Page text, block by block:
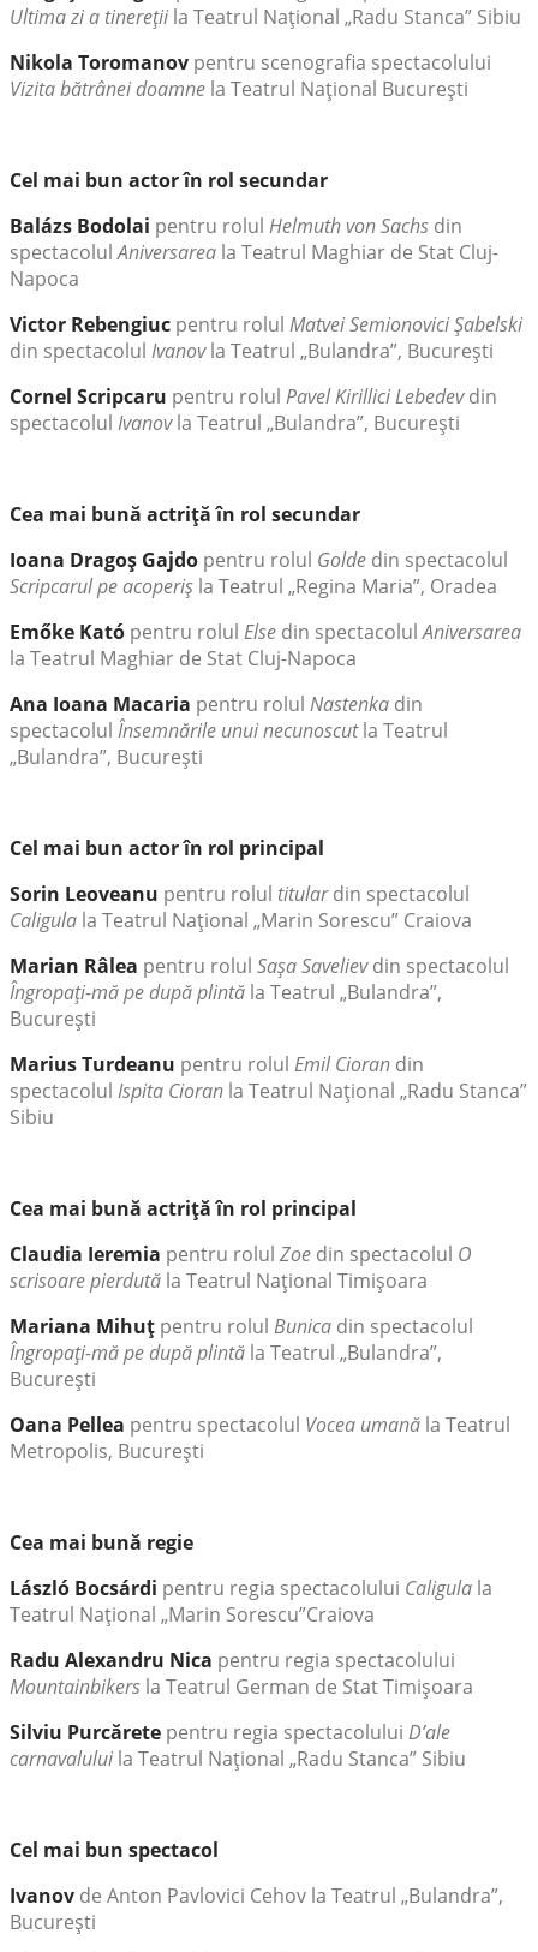
Ultima zi a tinereţii la Teatrul Naţional „Radu Stanca” Sibiu
Nikola Toromanov pentru scenografia spectacolului
Vizita bătrânei doamne la Teatrul Naţional Bucureşti
Cel mai bun actor în rol secundar
Balázs Bodolai pentru rolul Helmuth von Sachs din
spectacolulAniversarea la Teatrul Maghiar de Stat Cluj-
Napoca
Victor Rebengiuc pentru rolul Matvei Semionovici Şabelski
din spectacolul Ivanovla Teatrul „Bulandra”, Bucureşti
Cornel Scripcaru pentru rolul Pavel Kirillici Lebedevdin
spectacolul Ivanovla Teatrul „Bulandra”, Bucureşti
Cea mai bună actriţă în rol secundar
Ioana Dragoş Gajdo pentru rolul Golde din spectacolul
Scripcarul pe acoperiş la Teatrul „Regina Maria”, Oradea
Emőke Kató pentru rolul Else din spectacolulAniversarea
la Teatrul Maghiar de Stat Cluj-Napoca
Ana Ioana Macaria pentru rolul Nastenka din
spectacolul Însemnările unui necunoscut la Teatrul
„Bulandra”, Bucureşti
Cel mai bun actor în rol principal
Sorin Leoveanu pentru rolul titulardin spectacolul
Caligula la Teatrul Naţional „Marin Sorescu” Craiova
Marian Râlea pentru rolul Saşa Savelievdin spectacolul
Îngropaţi-mă pe după plintă la Teatrul „Bulandra”,
Bucureşti
Marius Turdeanu pentru rolul Emil Cioran din
spectacolul Ispita Cioran la Teatrul Naţional „Radu Stanca”
Sibiu
Cea mai bună actriţă în rol principal
Claudia Ieremia pentru rolul Zoe din spectacolul O
scrisoare pierdută la Teatrul Naţional Timişoara
Mariana Mihuţ pentru rolul Bunica din spectacolul
Îngropaţi-mă pe după plintă la Teatrul „Bulandra”,
Bucureşti
Oana Pellea pentru spectacolul Vocea umană la Teatrul
Metropolis, Bucureşti
Cea mai bună regie
László Bocsárdi pentru regia spectacolului Caligula la
Teatrul Naţional „Marin Sorescu”Craiova
Radu Alexandru Nica pentru regia spectacolului
Mountainbikers la Teatrul German de Stat Timişoara
Silviu Purcărete pentru regia spectacolului D’ale
carnavalului la Teatrul Naţional „Radu Stanca” Sibiu
Cel mai bun spectacol
Ivanov de Anton Pavlovici Cehov la Teatrul „Bulandra”,
Bucureşti